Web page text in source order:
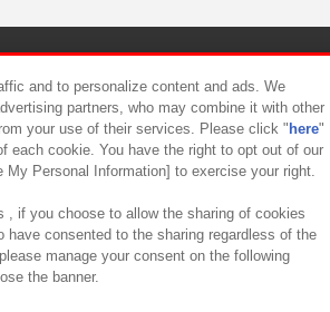
について カスタマーハラスメント対応方針
and to personalize content and ads. We
partners, who may combine it with other
your use of their services. Please click " here"
each cookie. You have the right to opt out of our
Personal Information] to exercise your right.
, if you choose to allow the sharing of cookies
have consented to the sharing regardless of the
manage your consent on the following
the banner.